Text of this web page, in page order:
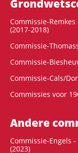
Commissie-
(2017-2018)
Commissie-
Commissie-
Commissie-Cals/
Commissies voor
Andere
Commissie-Engels
(2023)